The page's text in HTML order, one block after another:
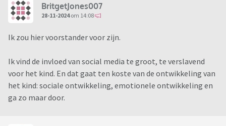
BritgetJones007
28-11-2024om 14:08
Ik zou hier voorstander voor zijn.
Ik vind de invloed van social media te groot, te verslavend
voor het kind. En dat gaat ten koste van de ontwikkeling van
het kind: sociale ontwikkeling, emotionele ontwikkeling en
ga zo maar door.